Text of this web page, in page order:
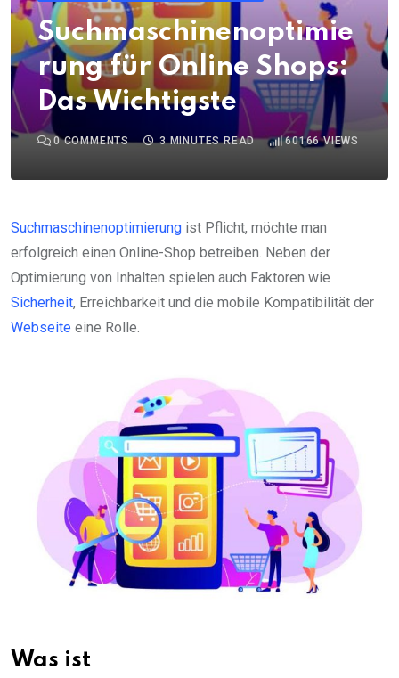
Suchmaschinenoptimie
rung für Online Shops:
Das Wichtigste
0COMMENTS 3 MINUTES READ 60166VIEWS
Suchmaschinenoptimierung ist Pflicht, möchte man
erfolgreich einen Online-Shop betreiben. Neben der
Optimierung von Inhalten spielen auch Faktoren wie
Sicherheit, Erreichbarkeit und die mobile Kompatibilität der
Webseite eine Rolle.
Was ist